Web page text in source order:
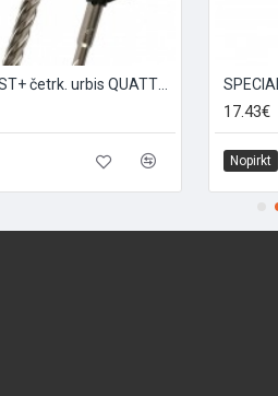
SPECIALIST+ četrk. urbis QUATTRO, 12/160 x 210 mm
17.43€
Nopirkt